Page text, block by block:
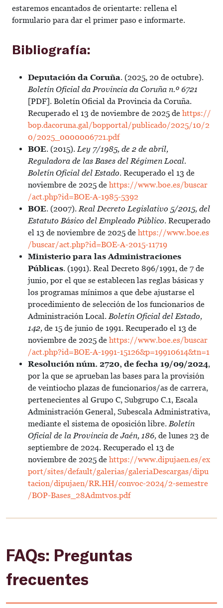
estaremos encantados de orientarte: rellena el
formulario para dar el primer paso e informarte.
Bibliografía:
Deputación da Coruña. (2025, 20 de octubre).
Boletín Oficial da Provincia da Coruña n.º 6721
[PDF]. Boletín Oficial da Provincia da Coruña.
Recuperado el 13 de noviembre de 2025 de https://
bop.dacoruna.gal/bopportal/publicado/2025/10/2
0/2025_0000006721.pdf
BOE. (2015).Ley 7/1985, de 2 de abril,
Reguladora de las Bases del Régimen Local.
Boletín Oficial del Estado. Recuperado el 13 de
noviembre de 2025 de https://www.boe.es/buscar
/act.php?id=BOE-A-1985-5392
BOE. (2007).Real Decreto Legislativo 5/2015, del
Estatuto Básico del Empleado Público. Recuperado
el 13 de noviembre de 2025 de https://www.boe.es
/buscar/act.php?id=BOE-A-2015-11719
Ministerio para las Administraciones
Públicas. (1991). Real Decreto 896/1991, de 7 de
junio, por el que se establecen las reglas básicas y
los programas mínimos a que debe ajustarse el
procedimiento de selección de los funcionarios de
Administración Local.Boletín Oficial del Estado,
142, de 15 de junio de 1991. Recuperado el 13 de
noviembre de 2025 de https://www.boe.es/buscar
/act.php?id=BOE-A-1991-15126&p=19910614&tn=1
Resolución núm. 2720, de fecha 19/09/2024,
por la que se aprueban las bases para la provisión
de veintiocho plazas de funcionarios/as de carrera,
pertenecientes al Grupo C, Subgrupo C.1, Escala
Administración General, Subescala Administrativa,
mediante el sistema de oposición libre.Boletín
Oficial de la Provincia de Jaén, 186, de lunes 23 de
septiembre de 2024. Recuperado el 13 de
noviembre de 2025 de https://www.dipujaen.es/ex
port/sites/default/galerias/galeriaDescargas/dipu
tacion/dipujaen/RR.HH/convoc-2024/2-semestre
/BOP-Bases_28Admtvos.pdf
FAQs: Preguntas
frecuentes